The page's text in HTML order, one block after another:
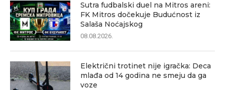
Sutra fudbalski duel na Mitros areni:
FK Mitros dočekuje Budućnost iz
Salaša Noćajskog
08.08.2026.
Električni trotinet nije igračka: Deca
mlađa od 14 godina ne smeju da ga
voze